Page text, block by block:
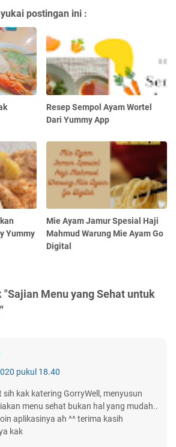
postingan ini :
Resep Sempol Ayam Wortel
Dari Yummy App
Yummy
Mie Ayam Jamur Spesial Haji
Mahmud Warung Mie Ayam Go
Digital
Menu yang Sehat untuk
pukul 18.40
sih kak katering GorryWell, menyusun
menu sehat bukan hal yang mudah..
aplikasinya ah ^^ terima kasih
kak